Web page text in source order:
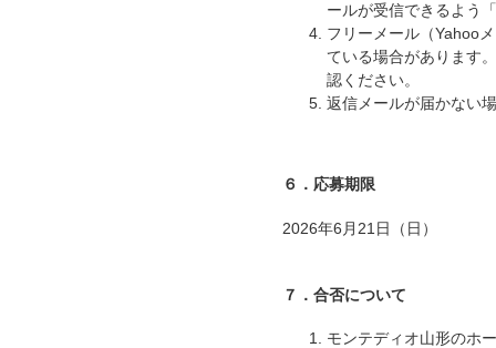
ールが受信できるよう
フリーメール（Yahoo
ている場合があります
認ください。
返信メールが届かない
６．応募期限
2026年6月21日（日）
７．合否について
モンテディオ山形のホ